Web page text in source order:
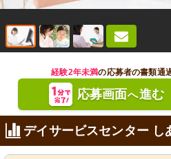
経験2年未満の応募者の書類通
応募画面へ進む
デイサービスセンター し